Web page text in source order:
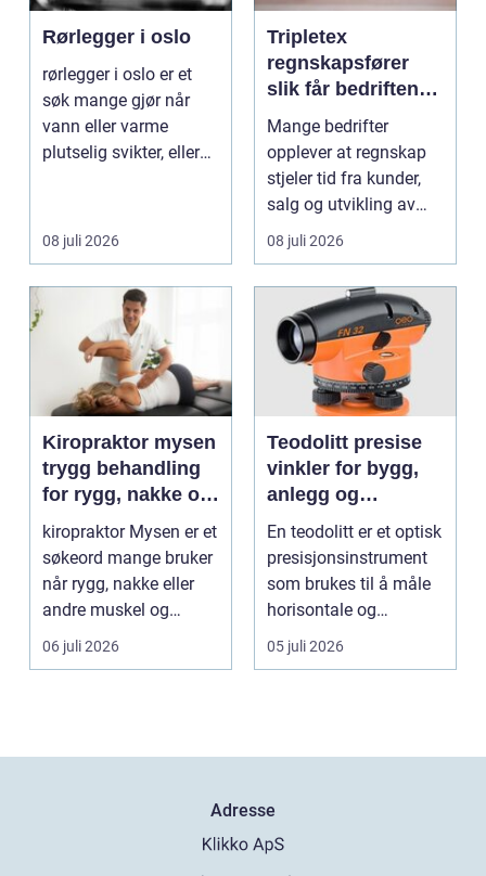
Rørlegger i oslo
rørlegger i oslo er et
søk mange gjør når
vann eller varme
plutselig svikter, eller
08 juli 2026
Tripletex
regnskapsfører
slik får bedriften
mer ut av
regnskapet
Mange bedrifter
opplever at regnskap
stjeler tid fra kunder,
salg og utvikling av
virksomheten. Samt...
08 juli 2026
Kiropraktor mysen
trygg behandling
for rygg, nakke og
ledd
kiropraktor Mysen er et
søkeord mange bruker
når rygg, nakke eller
andre muskel og
leddplager begynn...
06 juli 2026
Teodolitt presise
vinkler for bygg,
anlegg og
kartlegging
En teodolitt er et optisk
presisjonsinstrument
som brukes til å måle
horisontale og
vertikale vinkle...
05 juli 2026
Adresse